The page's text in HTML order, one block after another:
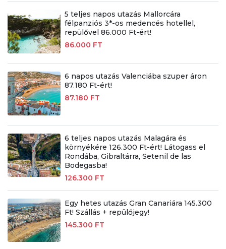
5 teljes napos utazás Mallorcára
félpanziós 3*-os medencés hotellel,
repülővel 86.000 Ft-ért!
86.000 FT
6 napos utazás Valenciába szuper áron
87.180 Ft-ért!
87.180 FT
6 teljes napos utazás Malagára és
környékére 126.300 Ft-ért! Látogass el
Rondába, Gibraltárra, Setenil de las
Bodegasba!
126.300 FT
Egy hetes utazás Gran Canariára 145.300
Ft! Szállás + repülőjegy!
145.300 FT